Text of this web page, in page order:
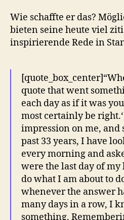
Wie schaffte er das?
bieten seine heute viel
inspirierende Rede in
quote that went
each day as if it was
most certainly be
impression on me, and
past 33 years, I have
every morning and
were the last day of
do what I am about to
whenever the answer
many days in a row, I
something.